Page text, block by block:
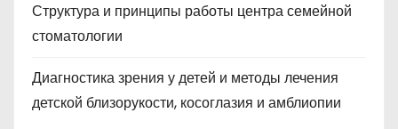
Структура и принципы работы центра семейной
стоматологии
Диагностика зрения у детей и методы лечения
детской близорукости, косоглазия и амблиопии